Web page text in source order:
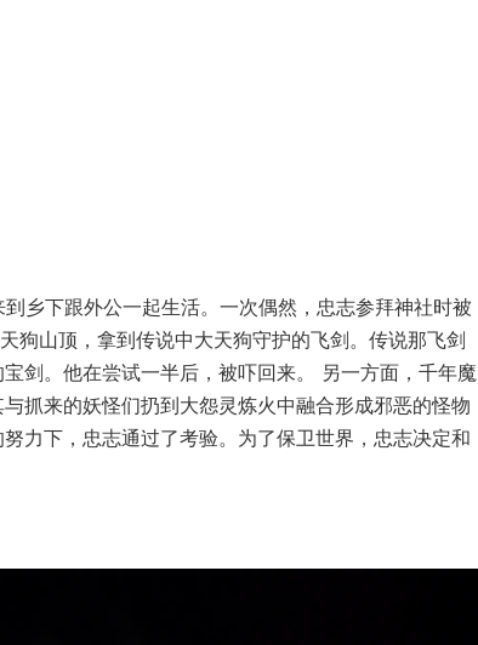
乡下跟外公一起生活。一次偶然，忠志参拜神社时被
狗山顶，拿到传说中大天狗守护的飞剑。传说那飞剑
剑。他在尝试一半后，被吓回来。 另一方面，千年魔
抓来的妖怪们扔到大怨灵炼火中融合形成邪恶的怪物
力下，忠志通过了考验。为了保卫世界，忠志决定和